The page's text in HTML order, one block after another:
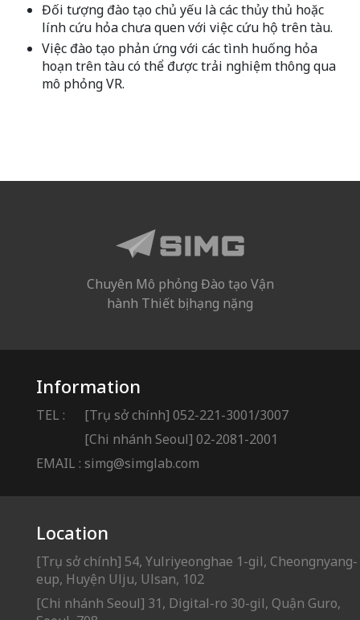
Đối tượng đào tạo chủ yếu là các thủy thủ hoặc
lính cứu hỏa chưa quen với việc cứu hộ trên tàu.
Việc đào tạo phản ứng với các tình huống hỏa
hoạn trên tàu có thể được trải nghiệm thông qua
mô phỏng VR.
Chuyên Mô phỏng Đào tạo Vận
hành Thiết bị hạng nặng
Information
TEL :
[Trụ sở chính] 052-221-3001/3007
[Chi nhánh Seoul] 02-2081-2001
EMAIL : simg@simglab.com
Location
[Trụ sở chính] 54, Yulriyeonghae 1-gil, Cheongnyang-
eup, Huyện Ulju, Ulsan, 102
[Chi nhánh Seoul] 31, Digital-ro 30-gil, Quận Guro,